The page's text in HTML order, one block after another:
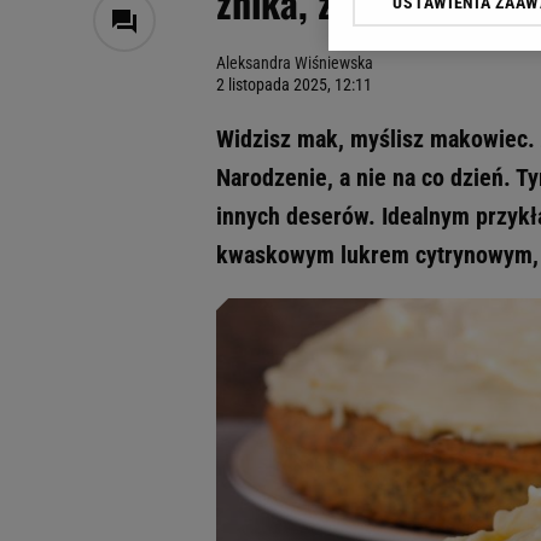
Aleksandra Wiśniewska
2 listopada 2025, 12:11
Widzisz mak, myślisz
Narodzenie, a nie na co dzień.
innych deserów. Idealnym
kwaskowym lukrem
Klikając „Akceptuję”
dotyczące plików
odnośnik „Ustawienia
My, nasi Zaufani
Użycie dokładnych
Przechowywanie
badnie odbiorców i